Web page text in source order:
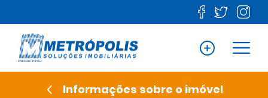
Informações sobre o imóvel